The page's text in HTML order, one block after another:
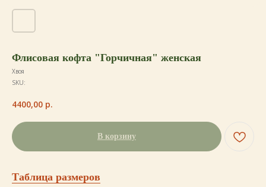
Флисовая кофта "Горчичная" женская
Хвоя
SKU:
4400,00 р.
В корзину
Таблица размеров